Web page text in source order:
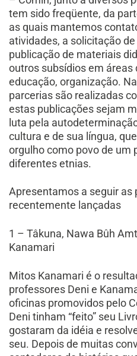
tem sido freqüente, da
as quais mantemos
atividades, a solicitação
publicação de materiais
outros subsídios em áreas
educação, organização.
parcerias são realizadas
estas publicações sejam
luta pela
cultura e de sua língua,
orgulho como povo de um
diferentes etnias.
Apresentamos a seguir as
recentemente lançadas
1 – Tâkuna, Nawa Bûh
Kanamari
Mitos Kanamari é o
professores Deni e
oficinas promovidos pelo
Deni tinham “feito” seu
gostaram da idéia e
seu. Depois de muitas